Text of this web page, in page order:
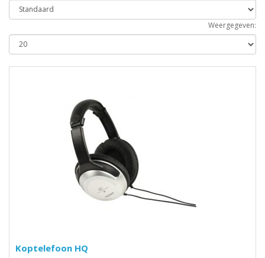
Weergegeven:
Koptelefoon HQ